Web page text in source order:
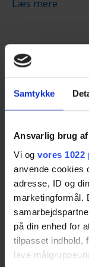
Samtykke
Ansvarlig brug
Vi og vores 1022
anvende cookies
adresse, ID og
marketingformål.
på din enhed for
tilpasset indhold,
lave
give dig en
boligsalg.
andre mæglere
Med
rigtige mægler i
dig ikke til
takker ja til et
Få salgstilbud
Læs mere
Spild ikke
som kunde.